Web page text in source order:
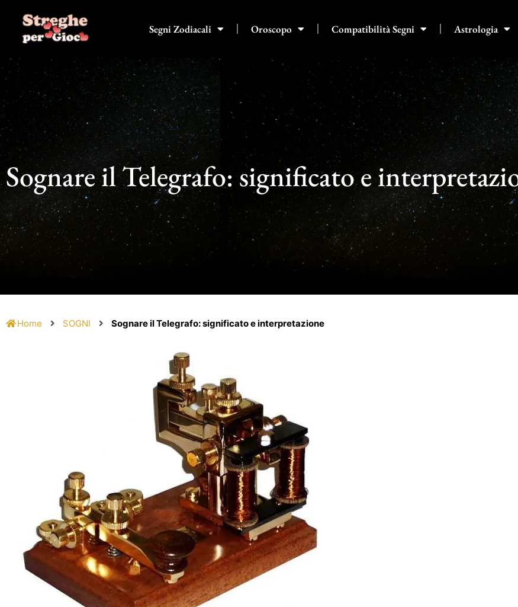
contenuto
Segni Zodiacali Oroscopo Compatibilità Segni Astrologia
Sognare il Telegrafo: significato e
Home SOGNI Sognare il Telegrafo: significato e interpretazione